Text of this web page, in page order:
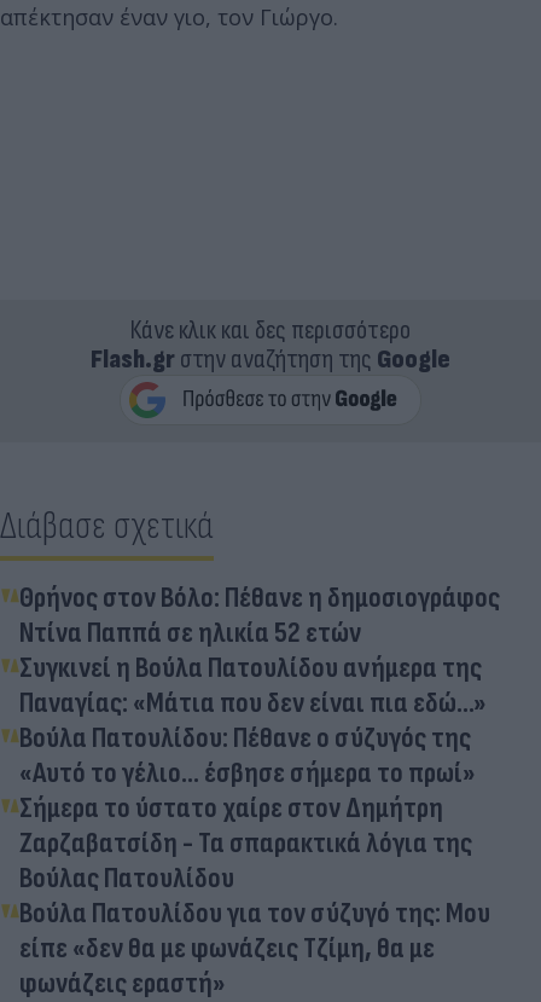
απέκτησαν έναν γιο, τον Γιώργο.
Κάνε κλικ και δες περισσότερο
Flash.grστην αναζήτηση της Google
Διάβασε σχετικά
Θρήνος στον Βόλο: Πέθανε η δημοσιογράφος
Ντίνα Παππά σε ηλικία 52 ετών
Συγκινεί η Βούλα Πατουλίδου ανήμερα της
Παναγίας: «Μάτια που δεν είναι πια εδώ...»
Βούλα Πατουλίδου: Πέθανε ο σύζυγός της
«Αυτό το γέλιο… έσβησε σήμερα το πρωί»
Σήμερα το ύστατο χαίρε στον Δημήτρη
Ζαρζαβατσίδη - Τα σπαρακτικά λόγια της
Βούλας Πατουλίδου
Βούλα Πατουλίδου για τον σύζυγό της: Μου
είπε «δεν θα με φωνάζεις Τζίμη, θα με
φωνάζεις εραστή»